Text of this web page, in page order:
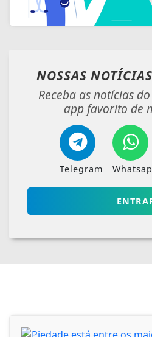
NOSSAS NOTÍCIAS
Receba as notícias
app favorito de
Telegram